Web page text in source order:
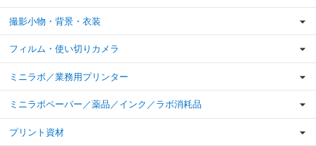
撮影小物・背景・衣装
フィルム・使い切りカメラ
ミニラボ／業務用プリンター
ミニラボペーパー／薬品／インク／ラボ消耗品
プリント資材